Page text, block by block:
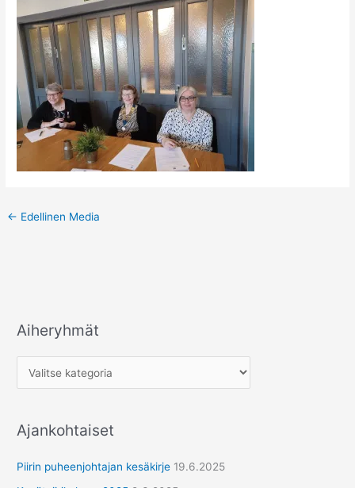
← Edellinen Media
Aiheryhmät
A
e
y
Ajankohtaiset
Piirin puheenjohtajan kesäkirje 19.6.2025